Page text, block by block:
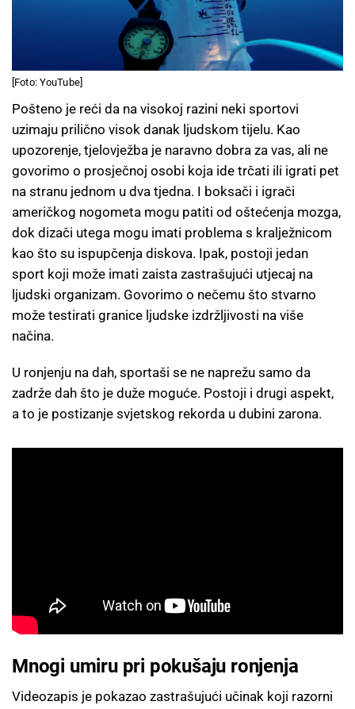
[Foto: YouTube]
Pošteno je reći da na visokoj razini neki sportovi
uzimaju prilično visok danak ljudskom tijelu. Kao
upozorenje, tjelovježba je naravno dobra za vas, ali ne
govorimo o prosječnoj osobi koja ide trčati ili igrati pet
na stranu jednom u dva tjedna. I boksači i igrači
američkog nogometa mogu patiti od oštećenja mozga,
dok dizači utega mogu imati problema s kralježnicom
kao što su ispupčenja diskova. Ipak, postoji jedan
sport koji može imati zaista zastrašujući utjecaj na
ljudski organizam. Govorimo o nečemu što stvarno
može testirati granice ljudske izdržljivosti na više
načina.
U ronjenju na dah, sportaši se ne naprežu samo da
zadrže dah što je duže moguće. Postoji i drugi aspekt,
a to je postizanje svjetskog rekorda u dubini zarona.
Mnogi umiru pri pokušaju ronjenja
Videozapis je pokazao zastrašujući učinak koji razorni